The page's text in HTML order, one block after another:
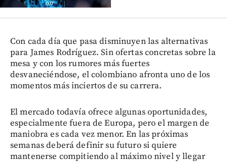
Con cada día que pasa disminuyen las alternativas
para James Rodríguez. Sin ofertas concretas sobre la
mesa y con los rumores más fuertes
desvaneciéndose, el colombiano afronta uno de los
momentos más inciertos de su carrera.
El mercado todavía ofrece algunas oportunidades,
especialmente fuera de Europa, pero el margen de
maniobra es cada vez menor. En las próximas
semanas deberá definir su futuro si quiere
mantenerse compitiendo al máximo nivel y llegar